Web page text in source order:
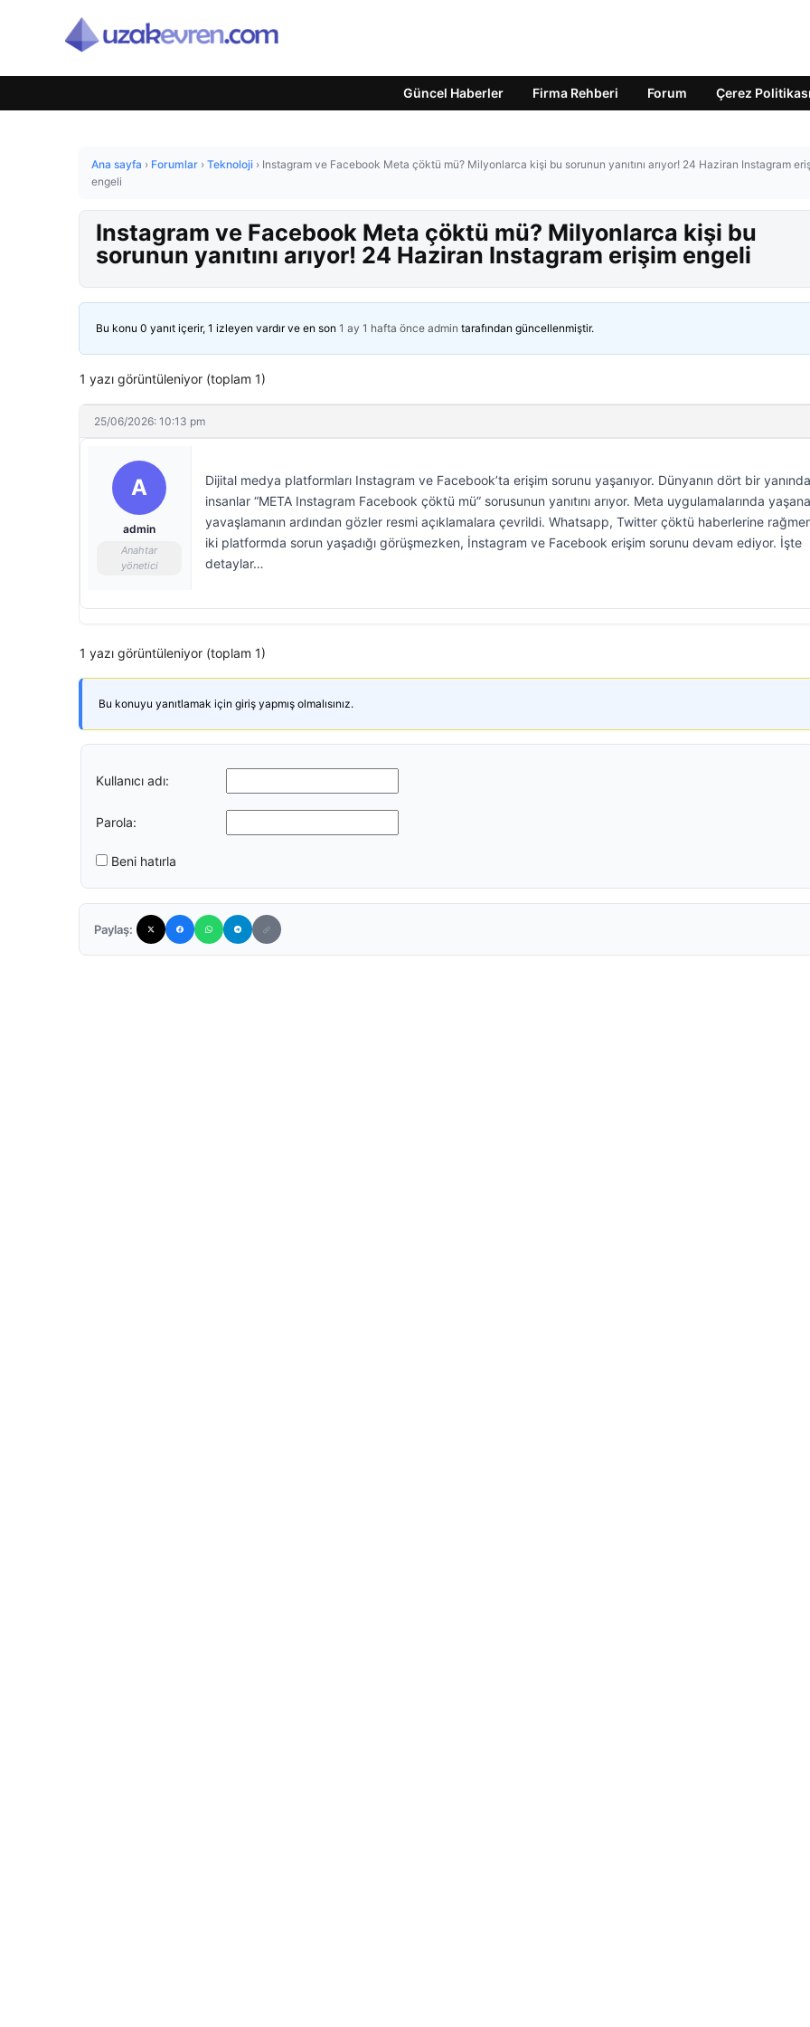
Güncel Haberler Firma Rehberi Forum Çerez Politikası
Ana sayfa › Forumlar › Teknoloji › Instagram ve Facebook Meta çöktü mü? Milyonlarca kişi bu sorunun yanıtını arıyor! 24 Haziran Instagram
engeli
Instagram ve Facebook Meta çöktü mü? Milyonlarca kişi bu
sorunun yanıtını arıyor! 24 Haziran Instagram erişim engeli
Bu konu 0 yanıt içerir, 1 izleyen vardır ve en son 1 ay 1 hafta önce admin tarafından güncellenmiştir.
1 yazı görüntüleniyor (toplam 1)
25/06/2026: 10:13 pm
A
admin
Anahtar
yönetici
Dijital medya platformları Instagram ve Facebook’ta erişim sorunu yaşanıyor. Dünyanın dört bir
insanlar “META Instagram Facebook çöktü mü” sorusunun yanıtını arıyor. Meta uygulamalarında
yavaşlamanın ardından gözler resmi açıklamalara çevrildi. Whatsapp, Twitter çöktü haberlerine
iki platformda sorun yaşadığı görüşmezken, İnstagram ve Facebook erişim sorunu devam ediyor. İşte
detaylar…
1 yazı görüntüleniyor (toplam 1)
Bu konuyu yanıtlamak için giriş yapmış olmalısınız.
Kullanıcı adı:
Parola:
Beni hatırla
Paylaş: